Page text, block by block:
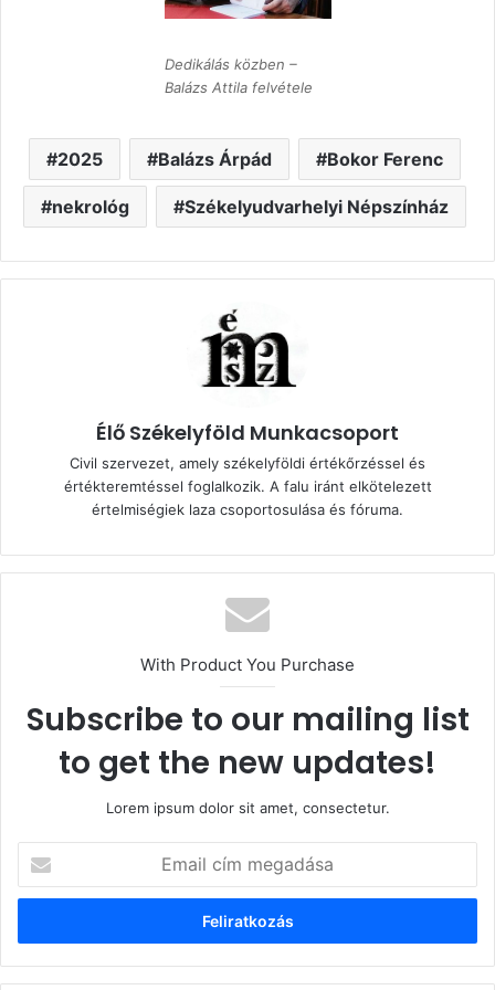
Dedikálás közben –
Balázs Attila felvétele
2025 Balázs Árpád Bokor Ferenc
nekrológ Székelyudvarhelyi Népszínház
Élő Székelyföld Munkacsoport
Civil szervezet, amely székelyföldi értékőrzéssel és
értékteremtéssel foglalkozik. A falu iránt elkötelezett
értelmiségiek laza csoportosulása és fóruma.
With Product You Purchase
Subscribe to our mailing list
to get the new updates!
Lorem ipsum dolor sit amet, consectetur.
cím
megadása